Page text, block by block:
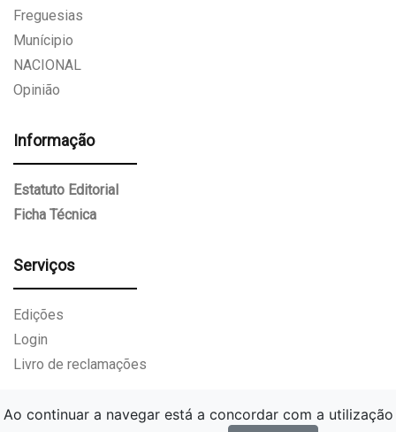
Freguesias
Munícipio
NACIONAL
Opinião
Informação
Estatuto Editorial
Ficha Técnica
Serviços
Edições
Login
Livro de reclamações
Ao continuar a navegar está a concordar com a utilização